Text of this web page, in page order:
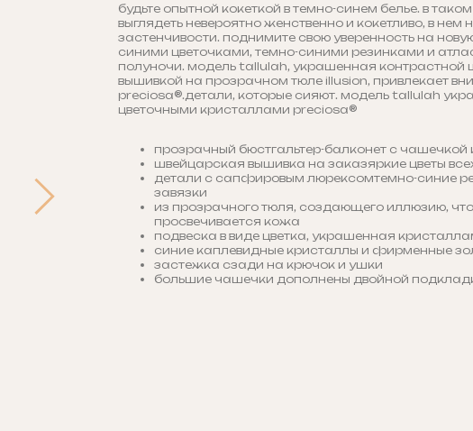
будьте опытной кокеткой в темно-синем белье. в
выглядеть невероятно женственно и кокетливо, в нем
застенчивости. поднимите свою уверенность на
синими цветочками, темно-синими резинками и
полуночи. модель tallulah, украшенная контрастной
вышивкой на прозрачном тюле illusion, привлекает
preciosa®.детали, которые сияют. модель tallulah
цветочными кристаллами preciosa®
прозрачный бюстгальтер-балконет с чашечкой
швейцарская вышивка на заказяркие цветы
детали с сапфировым люрексомтемно-синие
завязки
из прозрачного тюля, создающего иллюзию,
просвечивается кожа
подвеска в виде цветка, украшенная
синие каплевидные кристаллы и фирменные
застежка сзади на крючок и ушки
большие чашечки дополнены двойной